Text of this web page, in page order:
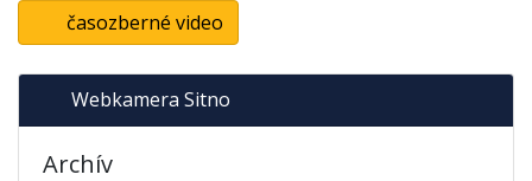
časozberné video
Webkamera Sitno
Archív